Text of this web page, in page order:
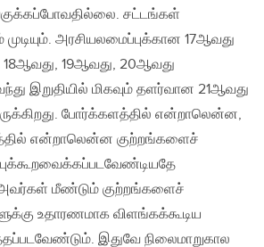
சட்டங்கள்
அரசியலமைப்புக்கான 17ஆவது
18ஆவது, 19ஆவது, 20ஆவது
இறுதியில் மிகவும் தளர்வான 21ஆவது
போர்க்களத்தில் என்றாலென்ன,
என்றாலென்ன குற்றங்களைச்
மீண்டும் குற்றங்களைச்
உதாரணமாக விளங்கக்கூடிய
இதுவே நிலைமாறுகால